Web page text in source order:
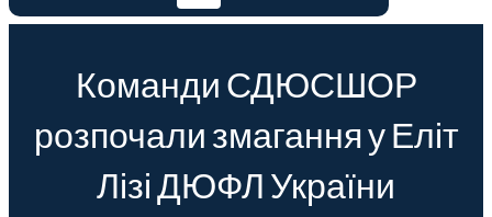
Команди СДЮСШОР
розпочали змагання у Еліт
Лізі ДЮФЛ України